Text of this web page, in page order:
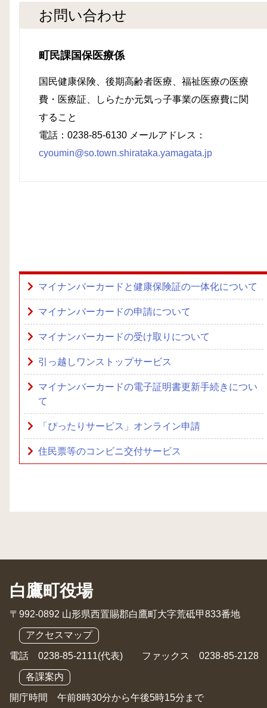
お問い合わせ
町民課国保医療係
国民健康保険、後期高齢者医療、福祉医療の医療
費・医療証、しらたか元気っ子事業の医療費に関
すること
電話：0238-85-6130 メールアドレス：
cyoumin@so.town.shirataka.yamagata.jp
マイナンバーカードと健康保険証の一体化について
マイナンバーカードの申請について
マイナンバーカードの受け取りについて
引っ越しワンストップサービス
マイナンバーカードの電子証明書更新手続きについ
て
「ぴったりサービス」オンライン申請
住民票等のコンビニ交付サービス
白鷹町役場
〒992-0892 山形県西置賜郡白鷹町大字荒砥甲833番地
アクセスマップ
電話 0238-85-2111(代表) ファックス 0238-85-2128
各課案内
開庁時間 午前8時30分から午後5時15分まで